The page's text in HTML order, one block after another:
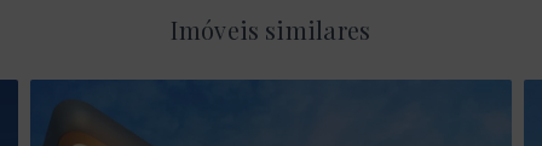
Imóveis similares